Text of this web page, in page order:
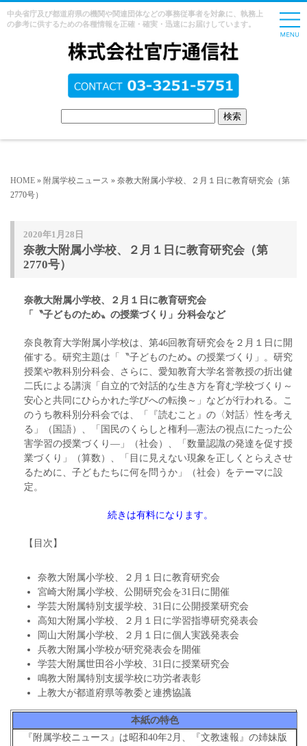
中央省庁及び都道府県の機関や関連団体などの事務従事者を対象に、執務上
の参考に供するための各種情報を正確・確実・迅速にお届けしています。
HOME » 附属学校ニュース » 奈教大附属小学校、２月１日に教育研究会（第
2770号）
2020年1月28日
奈教大附属小学校、２月１日に教育研究会（第
2770号）
奈教大附属小学校、２月１日に教育研究会
「〝子どものため〟の授業づくり」分科会など
奈良教育大学附属小学校は、第46回教育研究会を２月１日に開
催する。研究主題は「〝子どものため〟の授業づくり」。研究
授業や教科別分科会、さらに、愛知教育大学名誉教授の折出健
二氏による講演「自立的で対話的な生き方を育む学校づくり～
安心と共同にひらかれた学びへの転換～」などが行われる。こ
のうち教科別分科会では、「『読むこと』の〈対話〉性を考え
る」（国語）、「国民のくらしと権利―憲法の視点にたった公
害学習の授業づくり―」（社会）、「数量認識の発達を促す授
業づくり」（算数）、「目に見えない現象を正しくとらえさせ
るために、子どもたちに何を問うか」（社会）をテーマに設
定。
続きは有料になります。
【目次】
奈教大附属小学校、２月１日に教育研究会
宮崎大附属小学校、公開研究会を31日に開催
学芸大附属特別支援学校、31日に公開授業研究会
高知大附属小学校、２月１日に学習指導研究発表会
岡山大附属小学校、２月１日に個人実践発表会
兵教大附属小学校が研究発表会を開催
学芸大附属世田谷小学校、31日に授業研究会
鳴教大附属特別支援学校に功労者表彰
上教大が都道府県等教委と連携協議
本紙の特色
『附属学校ニュース』は昭和40年2月、『文教速報』の姉妹版